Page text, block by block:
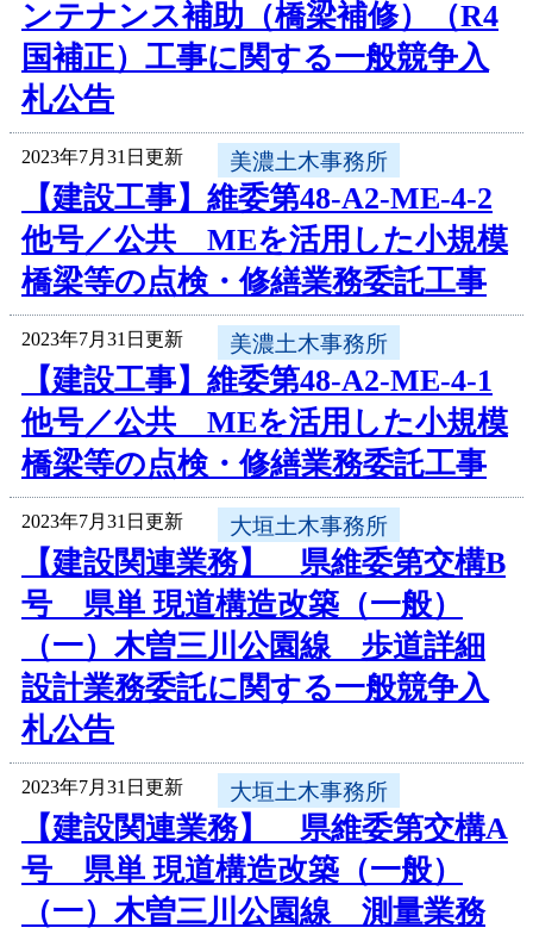
ンテナンス補助（橋梁補修）（R4
国補正）工事に関する一般競争入
札公告
2023年7月31日更新 美濃土木事務所
【建設工事】維委第48-A2-ME-4-2
他号／公共 MEを活用した小規模
橋梁等の点検・修繕業務委託工事
2023年7月31日更新 美濃土木事務所
【建設工事】維委第48-A2-ME-4-1
他号／公共 MEを活用した小規模
橋梁等の点検・修繕業務委託工事
2023年7月31日更新 大垣土木事務所
【建設関連業務】 県維委第交構B
号 県単 現道構造改築（一般）
（一）木曽三川公園線 歩道詳細
設計業務委託に関する一般競争入
札公告
2023年7月31日更新 大垣土木事務所
【建設関連業務】 県維委第交構A
号 県単 現道構造改築（一般）
（一）木曽三川公園線 測量業務